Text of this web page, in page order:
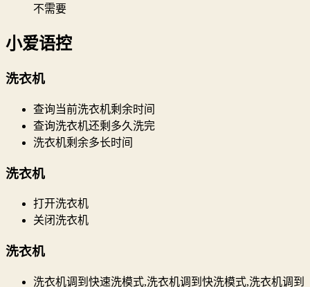
不需要
小爱语控
洗衣机
查询当前洗衣机剩余时间
查询洗衣机还剩多久洗完
洗衣机剩余多长时间
洗衣机
打开洗衣机
关闭洗衣机
洗衣机
洗衣机调到快速洗模式,洗衣机调到快洗模式,洗衣机调到